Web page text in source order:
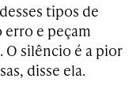
tipos de
erro e peçam
O silêncio é a pior
disse ela.